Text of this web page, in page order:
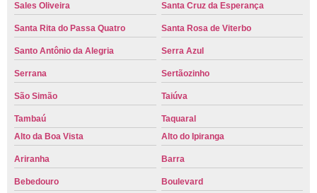
Sales Oliveira Santa Cruz da Esperança
Santa Rita do Passa Quatro Santa Rosa de Viterbo
Santo Antônio da Alegria Serra Azul
Serrana Sertãozinho
São Simão Taiúva
Tambaú
Taquaral
Alto da Boa Vista
Alto do Ipiranga
Ariranha Barra
Bebedouro Boulevard